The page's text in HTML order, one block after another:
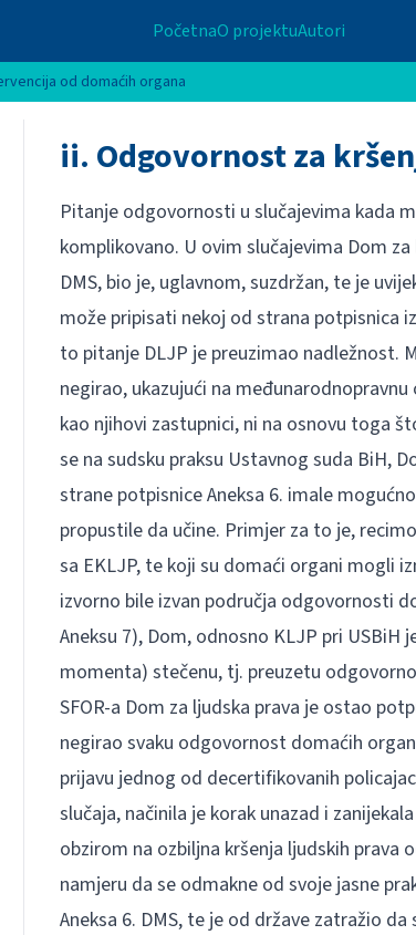
PočetnaO projektuAutori
od domaćih organa
ii. Odgovornost za
Pitanje odgovornosti u slučajevima kada
komplikovano. U ovim slučajevima Dom
DMS, bio je, uglavnom, suzdržan, te je
može pripisati nekoj od strana potpisnica
to pitanje DLJP je preuzimao nadležnost.
negirao, ukazujući na
kao njihovi zastupnici, ni na osnovu toga
se na sudsku praksu Ustavnog suda BiH,
strane potpisnice Aneksa 6. imale
propustile da učine. Primjer za to je,
sa EKLJP, te koji su domaći organi mogli
izvorno bile izvan područja odgovornosti
Aneksu 7), Dom, odnosno KLJP pri
momenta) stečenu, tj. preuzetu
SFOR-a Dom za ljudska prava je ostao
negirao svaku odgovornost domaćih
prijavu jednog od decertifikovanih
slučaja, načinila je korak unazad i
obzirom na ozbiljna kršenja ljudskih prava
namjeru da se odmakne od svoje jasne
Aneksa 6. DMS, te je od države zatražio